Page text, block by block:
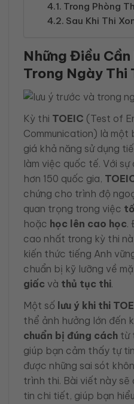
Trong Phòng
Sau Khi Thi
Những Điều
Trong Ngày Thi
Kỳ thi TOEIC (Test of
Communication) là một
giá khả năng sử dụng
làm việc quốc tế. Với
hơn 150 quốc gia,
chứng cho trình độ
quan trọng trong việc
hoặc học lên cao học.
cao nhất trong kỳ thi
kiến thức tiếng Anh
chuẩn bị kỹ lưỡng về
giấc và thủ tục thi.
Một số lưu ý khi thi
thể ảnh hưởng lớn đến
chuẩn bị đúng cách từ
giúp bạn cảm thấy tự
được những sai sót
trình thi. Bài viết này
tin chi tiết, giúp bạn